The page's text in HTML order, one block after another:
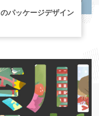
パッケージデザイン